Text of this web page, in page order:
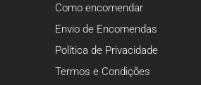
Como encomendar
Envio de Encomendas
Política de Privacidade
Termos e Condições